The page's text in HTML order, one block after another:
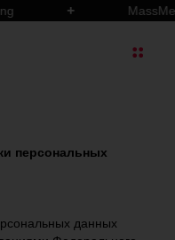
MassMedia
персональных
данных